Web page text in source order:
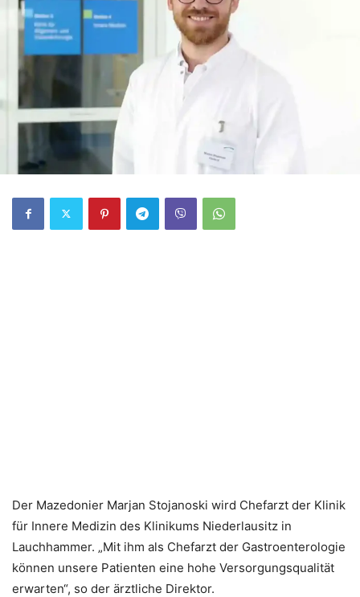
Der Mazedonier Marjan Stojanoski wird Chefarzt der Klinik
für Innere Medizin des Klinikums Niederlausitz in
Lauchhammer. „Mit ihm als Chefarzt der Gastroenterologie
können unsere Patienten eine hohe Versorgungsqualität
erwarten“, so der ärztliche Direktor.